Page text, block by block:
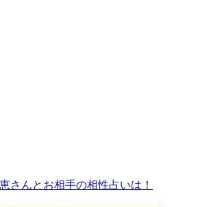
さんとお相手の相性占いは！